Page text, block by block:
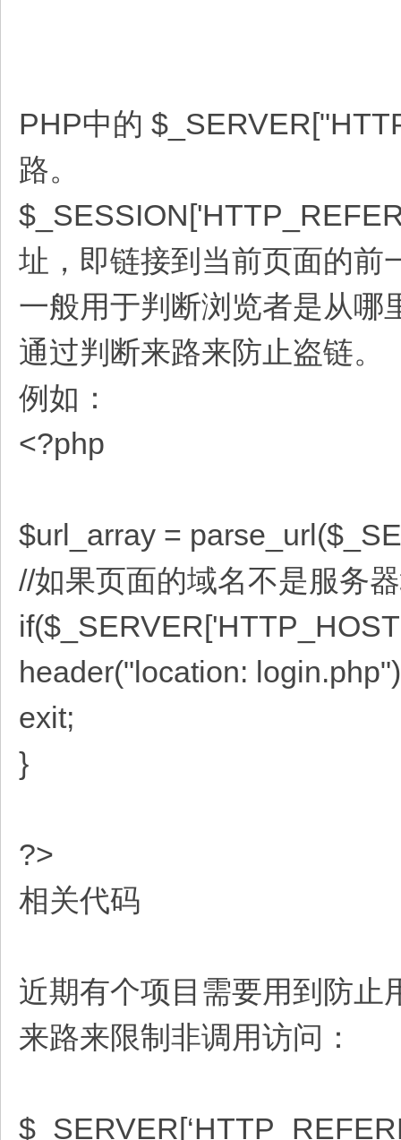
PHP中的
路。
址，即链接到当前页面的前
一般用于判断浏览者是从哪
通过判断来路来防止盗链。
例如：
<?php
$url_array =
//如果页面的域名不是服务
header("location:
exit;
}
?>
相关代码
近期有个项目需要用到防止
来路来限制非调用访问：